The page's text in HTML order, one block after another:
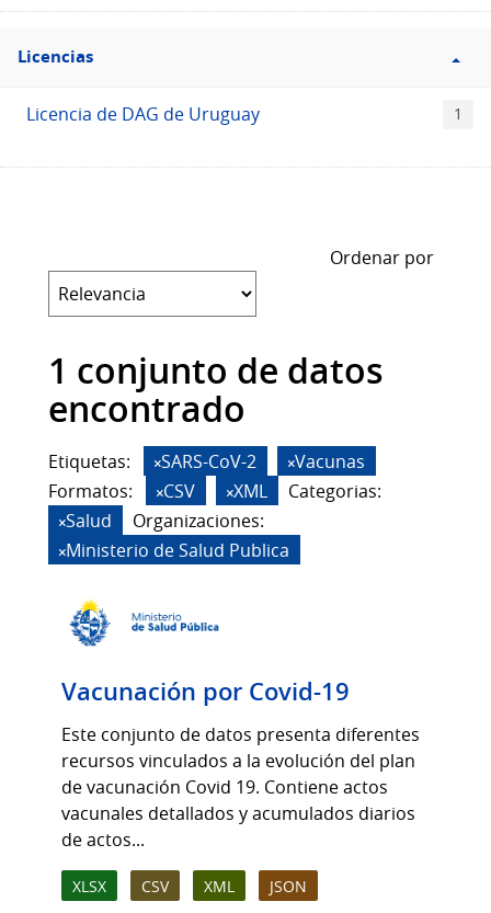
Filtro
Licencias
Licencias
Licencia de DAG de Uruguay 1
Ordenar por
1 conjunto de datos
encontrado
Etiquetas: SARS-CoV-2
Vacunas
Formatos:
CSV XML
Categorias:
Salud
Organizaciones:
Ministerio de Salud Publica
Vacunación por Covid-19
Este conjunto de datos presenta diferentes
recursos vinculados a la evolución del plan
de vacunación Covid 19. Contiene actos
vacunales detallados y acumulados diarios
de actos...
XLSX CSV XML JSON